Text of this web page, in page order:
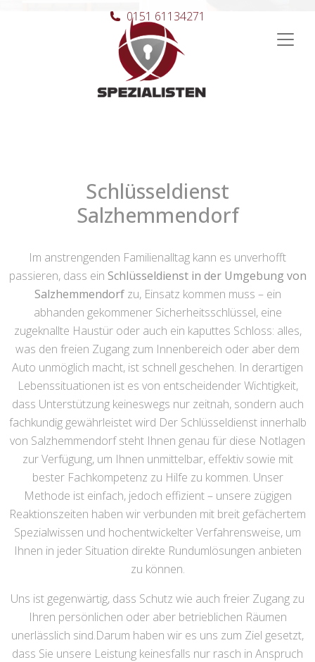
Hauptnavigation
0151 61134271
Schlüsseldienst
Salzhemmendorf
Im anstrengenden Familienalltag kann es unverhofft
passieren, dass ein Schlüsseldienst in der Umgebung von
Salzhemmendorfzu, Einsatz kommen muss – ein
abhanden gekommener Sicherheitsschlüssel, eine
zugeknallte Haustür oder auch ein kaputtes Schloss: alles,
was den freien Zugang zum Innenbereich oder aber dem
Auto unmöglich macht, ist schnell geschehen. In derartigen
Lebenssituationen ist es von entscheidender Wichtigkeit,
dass Unterstützung keineswegs nur zeitnah, sondern auch
fachkundig gewährleistet wird Der Schlüsseldienst innerhalb
von Salzhemmendorf steht Ihnen genau für diese Notlagen
zur Verfügung, um Ihnen unmittelbar, effektiv sowie mit
bester Fachkompetenz zu Hilfe zu kommen. Unser
Methode ist einfach, jedoch effizient – unsere zügigen
Reaktionszeiten haben wir verbunden mit breit gefächertem
Spezialwissen und hochentwickelter Verfahrensweise, um
Ihnen in jeder Situation direkte Rundumlösungen anbieten
zu können.
Uns ist gegenwärtig, dass Schutz wie auch freier Zugang zu
Ihren persönlichen oder aber betrieblichen Räumen
unerlässlich sind.Darum haben wir es uns zum Ziel gesetzt,
dass Sie unsere Leistung keinesfalls nur rasch in Anspruch